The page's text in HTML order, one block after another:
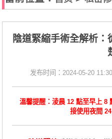
陰道緊縮手術全解析
发布时间：2024-05-20
溫馨提醒：淩晨 12 點至早上 8
接使用夜間